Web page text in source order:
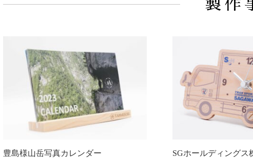
製作
豊島様山岳写真カレンダー SGホールディングス